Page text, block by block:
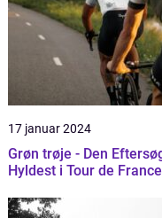
17 januar 2024
Grøn trøje - Den
Hyldest i Tour de France